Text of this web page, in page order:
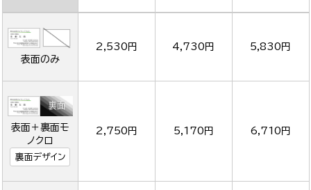
表面のみ
2,530円 4,730円 5,830円
表面＋裏面モ
ノクロ
裏面デザイン
2,750円 5,170円 6,710円